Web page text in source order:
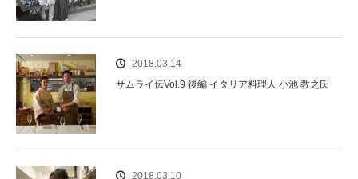
2018.03.14
サムライ伝Vol.9 後編 イタリア料理人 小池 教之氏
2018.03.10